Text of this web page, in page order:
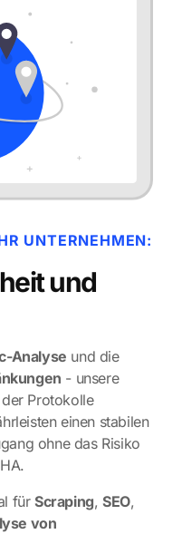
UNTERNEHMEN:
und
Analyse und die
- unsere
Protokolle
einen stabilen
ohne das Risiko
für Scraping,SEO,
von